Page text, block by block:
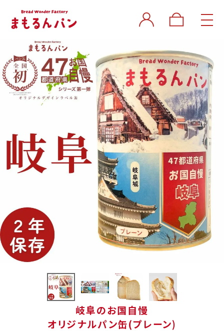
岐阜のお国自慢
オリジナルパン缶(プレーン)